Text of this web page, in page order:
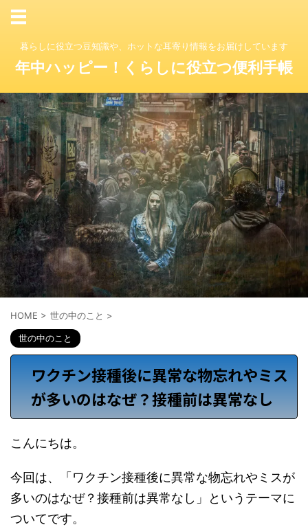
暮らしに役立つ豆知識や、ホットな耳寄り情報をお届けしています
年中ハッピー！くらしに役立つ便利手帳
HOME > 世の中のこと >
世の中のこと
ワクチン接種後に異常な物忘れやミス
が多いのはなぜ？接種前は異常なし
こんにちは。
今回は、「ワクチン接種後に異常な物忘れやミスが
多いのはなぜ？接種前は異常なし」というテーマに
ついてです。